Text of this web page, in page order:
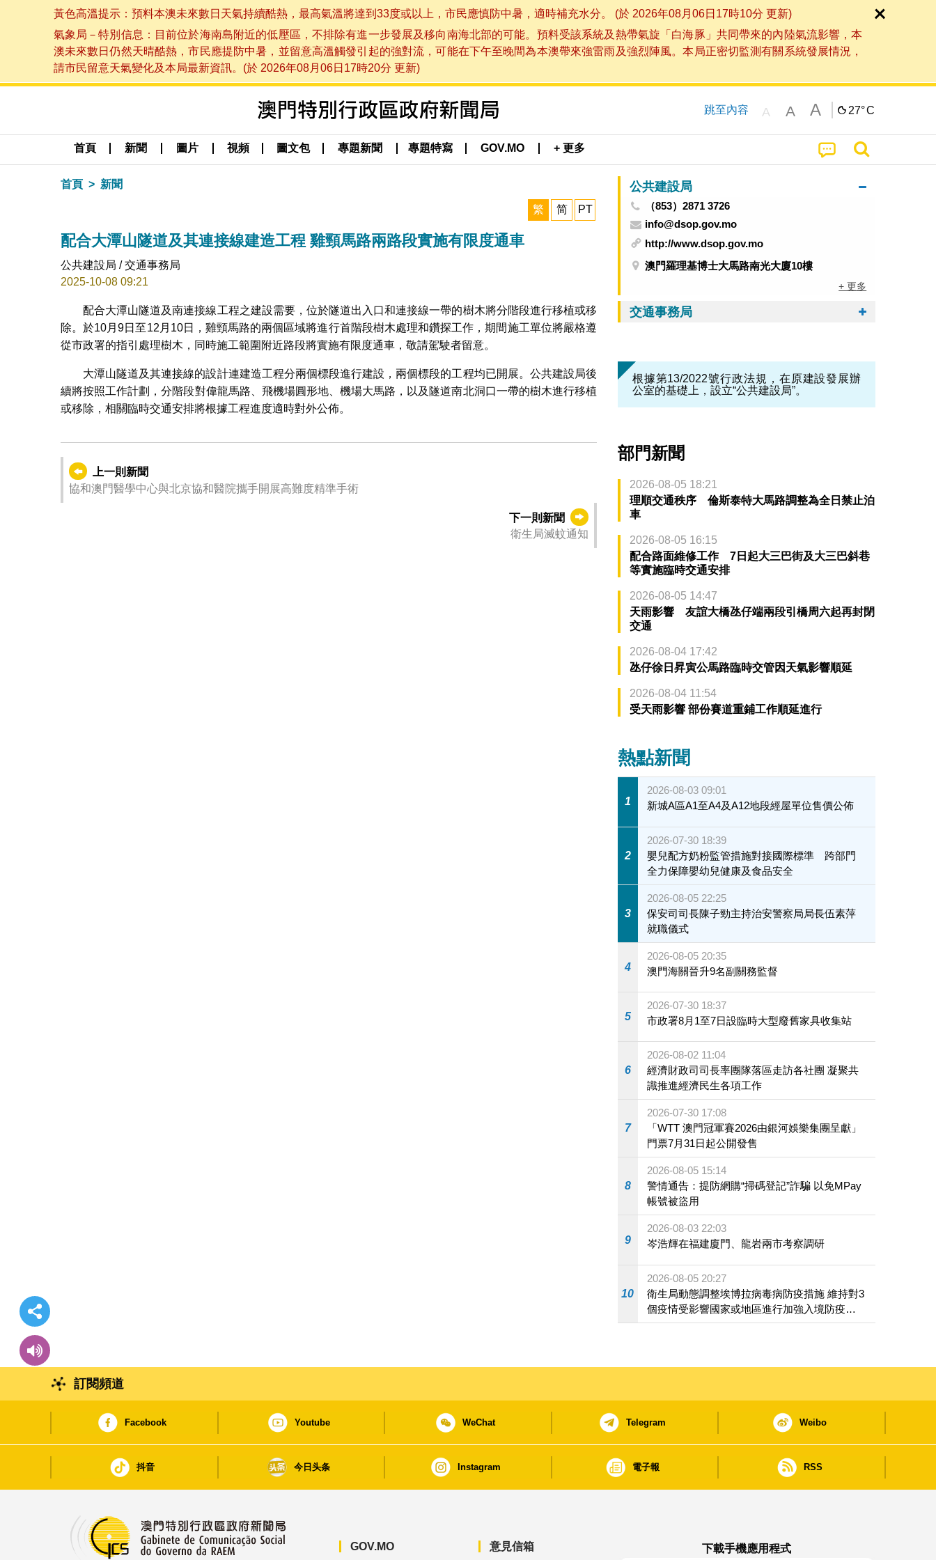
黃色高溫提示：預料本澳未來數日天氣持續酷熱，最高氣溫將達到33度或以上，市民應慎防中暑，適時補充水分。 (於 2026年08月06日17時10分 更新)
氣象局－特別信息：目前位於海南島附近的低壓區，不排除有進一步發展及移向南海北部的可能。預料受該系統及熱帶氣旋「白海豚」共同帶來的內陸氣流影響，本
澳未來數日仍然天晴酷熱，市民應提防中暑，並留意高溫觸發引起的強對流，可能在下午至晚間為本澳帶來強雷雨及強烈陣風。本局正密切監測有關系統發展情況，
請市民留意天氣變化及本局最新資訊。(於 2026年08月06日17時20分 更新)
跳至內容 A A A 27°C
首頁 新聞 圖片 視頻 圖文包 專題新聞 專題特寫 GOV.MO + 更多
首頁 新聞
繁 简 PT
配合大潭山隧道及其連接線建造工程 雞頸馬路兩路段實施有限度通車
公共建設局 / 交通事務局
2025-10-08 09:21
配合大潭山隧道及南連接線工程之建設需要，位於隧道出入口和連接線一帶的樹木將分階段進行移植或移
除。於10月9日至12月10日，雞頸馬路的兩個區域將進行首階段樹木處理和鑽探工作，期間施工單位將嚴格遵
從市政署的指引處理樹木，同時施工範圍附近路段將實施有限度通車，敬請駕駛者留意。
大潭山隧道及其連接線的設計連建造工程分兩個標段進行建設，兩個標段的工程均已開展。公共建設局後
續將按照工作計劃，分階段對偉龍馬路、飛機場圓形地、機場大馬路，以及隧道南北洞口一帶的樹木進行移植
或移除，相關臨時交通安排將根據工程進度適時對外公佈。
上一則新聞
協和澳門醫學中心與北京協和醫院攜手開展高難度精準手術
下一則新聞
衛生局滅蚊通知
公共建設局
（853）2871 3726
info@dsop.gov.mo
http://www.dsop.gov.mo
澳門羅理基博士大馬路南光大廈10樓
+ 更多
交通事務局
根據第13/2022號行政法規，在原建設發展辦
公室的基礎上，設立“公共建設局”。
部門新聞
2026-08-05 18:21
理順交通秩序 倫斯泰特大馬路調整為全日禁止泊
車
2026-08-05 16:15
配合路面維修工作 7日起大三巴街及大三巴斜巷
等實施臨時交通安排
2026-08-05 14:47
天雨影響 友誼大橋氹仔端兩段引橋周六起再封閉
交通
2026-08-04 17:42
氹仔徐日昇寅公馬路臨時交管因天氣影響順延
2026-08-04 11:54
受天雨影響 部份賽道重鋪工作順延進行
熱點新聞
1
2026-08-03 09:01
新城A區A1至A4及A12地段經屋單位售價公佈
2
2026-07-30 18:39
嬰兒配方奶粉監管措施對接國際標準 跨部門
全力保障嬰幼兒健康及食品安全
3
2026-08-05 22:25
保安司司長陳子勁主持治安警察局局長伍素萍
就職儀式
4
2026-08-05 20:35
澳門海關晉升9名副關務監督
5
2026-07-30 18:37
市政署8月1至7日設臨時大型廢舊家具收集站
6
2026-08-02 11:04
經濟財政司司長率團隊落區走訪各社團 凝聚共
識推進經濟民生各項工作
7
2026-07-30 17:08
「WTT 澳門冠軍賽2026由銀河娛樂集團呈獻」
門票7月31日起公開發售
8
2026-08-05 15:14
警情通告：提防網購“掃碼登記”詐騙 以免MPay
帳號被盜用
9
2026-08-03 22:03
岑浩輝在福建廈門、龍岩兩市考察調研
10
2026-08-05 20:27
衛生局動態調整埃博拉病毒病防疫措施 維持對3
個疫情受影響國家或地區進行加強入境防疫措
施
訂閱頻道
Facebook Youtube WeChat Telegram Weibo
抖音 今日头条 Instagram 電子報 RSS
GOV.MO 意見信箱
下載手機應用程式